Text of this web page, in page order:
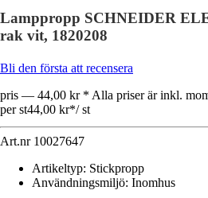
Lamppropp SCHNEIDER
rak vit, 1820208
Bli den första att recensera
pris — 44,00 kr * Alla priser är inkl.
per st44,00 kr*/ st
Art.nr 10027647
Artikeltyp: Stickpropp
Användningsmiljö: Inomhus